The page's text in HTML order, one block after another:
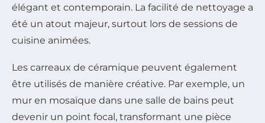
élégant et contemporain. La facilité de nettoyage a
été un atout majeur, surtout lors de sessions de
cuisine animées.
Les carreaux de céramique peuvent également
être utilisés de manière créative. Par exemple, un
mur en mosaïque dans une salle de bains peut
devenir un point focal, transformant une pièce